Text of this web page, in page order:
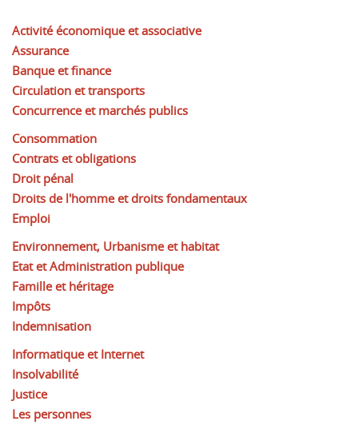
Activité économique et associative
Assurance
Banque et finance
Circulation et transports
Concurrence et marchés publics
Consommation
Contrats et obligations
Droit pénal
Droits de l'homme et droits fondamentaux
Emploi
Environnement, Urbanisme et habitat
Etat et Administration publique
Famille et héritage
Impôts
Indemnisation
Informatique et Internet
Insolvabilité
Justice
Les personnes